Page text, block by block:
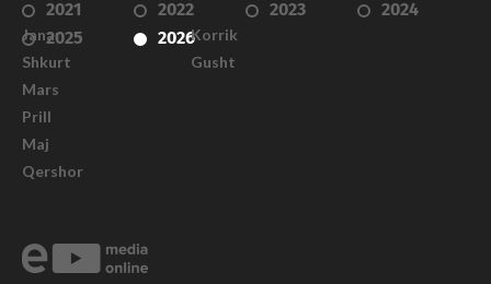
2021
2022 2023
2024
2025
2026
Janar
Shkurt
Mars
Prill
Maj
Qershor
Korrik
Gusht